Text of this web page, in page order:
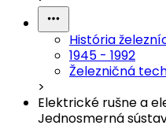
História
1945 - 1992
Železničná
>
Elektrické rušne a
Jednosmerná